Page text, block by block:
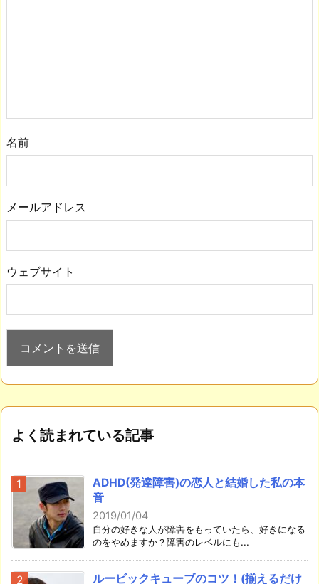
名前
メールアドレス
ウェブサイト
よく読まれている記事
ADHD(発達障害)の恋人と結婚した私の本
音
2019/01/04
自分の好きな人が障害をもっていたら、好きになる
のをやめますか？障害のレベルにも...
ルービックキューブのコツ！(揃えるだけ